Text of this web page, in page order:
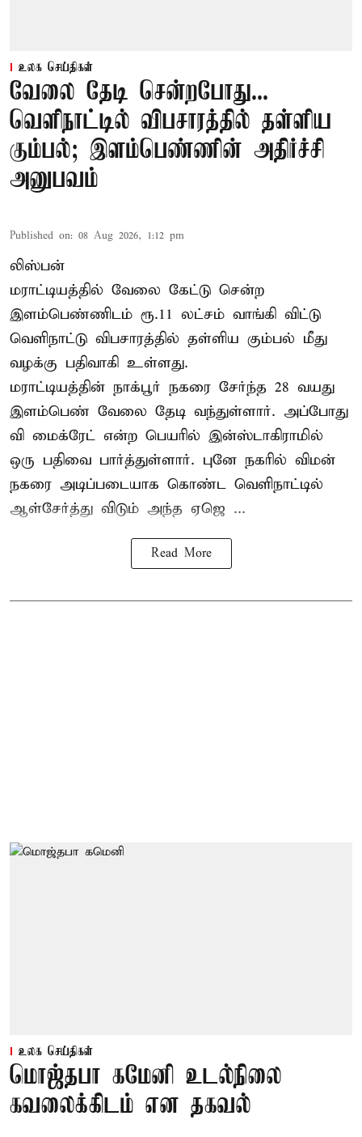
உலக செய்திகள்
வேலை தேடி சென்றபோது...
வெளிநாட்டில் விபசாரத்தில் தள்ளிய
கும்பல்; இளம்பெண்ணின் அதிர்ச்சி
அனுபவம்
Published on: 08 Aug 2026, 1:12 pm
லிஸ்பன்
மராட்டியத்தில் வேலை கேட்டு சென்ற
இளம்பெண்ணிடம் ரூ.11 லட்சம் வாங்கி விட்டு
வெளிநாட்டு விபசாரத்தில் தள்ளிய கும்பல் மீது
வழக்கு பதிவாகி உள்ளது.
மராட்டியத்தின் நாக்பூர் நகரை சேர்ந்த 28 வயது
இளம்பெண் வேலை தேடி வந்துள்ளார். அப்போது
வி மைக்ரேட் என்ற பெயரில் இன்ஸ்டாகிராமில்
ஒரு பதிவை பார்த்துள்ளார். புனே நகரில் விமன்
நகரை அடிப்படையாக கொண்ட வெளிநாட்டில்
ஆள்சேர்த்து விடும் அந்த ஏஜெ ...
Read More
உலக செய்திகள்
மொஜ்தபா கமேனி உடல்நிலை
கவலைக்கிடம் என தகவல்